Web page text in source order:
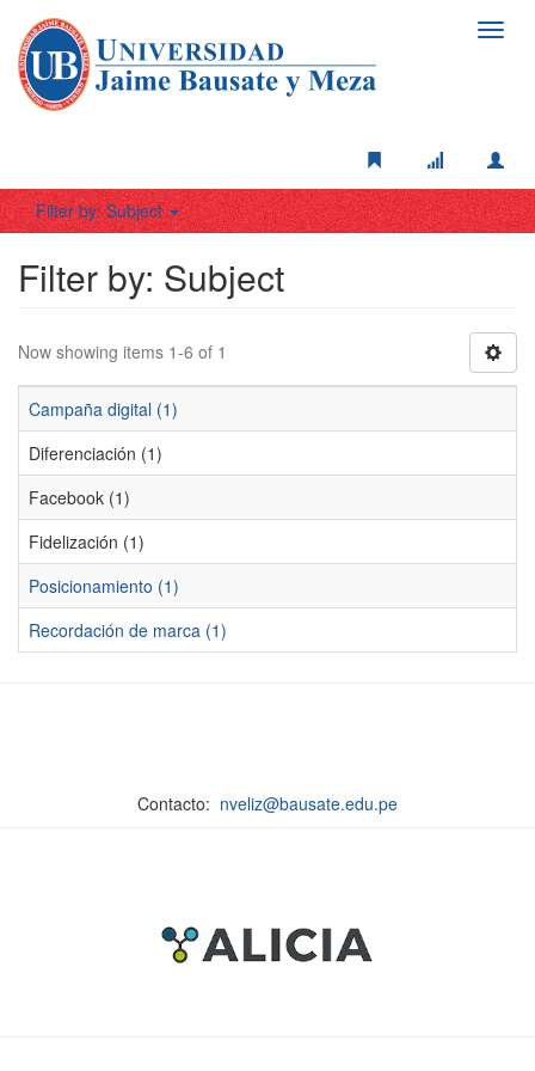
Filter by: Subject
Filter by: Subject
Now showing items 1-6 of 1
Campaña digital (1)
Diferenciación (1)
Facebook (1)
Fidelización (1)
Posicionamiento (1)
Recordación de marca (1)
Contacto: nveliz@bausate.edu.pe